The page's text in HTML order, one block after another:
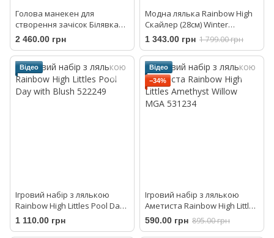
Голова манекен для
створення зачісок Білявка
My Beauty Blonde Styling
Head Smoby 320317
2 460.00 грн
Модна лялька Rainbow High
Скайлер (28см) Winter
Wonderland MGA 120834
1 343.00 грн 1 799.00 грн
Відео
Ігровий набір з лялькою
Rainbow High Littles Pool Day
with Blush 522249
1 110.00 грн
Відео
−34%
Ігровий набір з лялькою
Аметиста Rainbow High Littles
Amethyst Willow MGA 531234
590.00 грн 895.00 грн